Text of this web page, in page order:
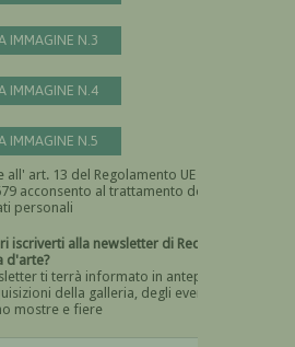
IMMAGINE N.3
IMMAGINE N.4
IMMAGINE N.5
all' art. 13 del Regolamento UE n.
al trattamento dei
personali
Devi dare il consenso
alla newsletter di Recta
d'arte?
ti terrà informato in anteprima
della galleria, degli eventi
mostre e fiere